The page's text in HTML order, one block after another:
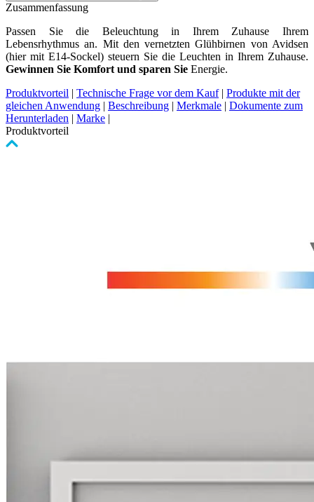
Zusammenfassung
Passen Sie die Beleuchtung in Ihrem Zuhause Ihrem
Lebensrhythmus an. Mit den vernetzten Glühbirnen von Avidsen
(hier mit E14-Sockel) steuern Sie die Leuchten in Ihrem Zuhause.
Gewinnen Sie Komfort und sparen Sie Energie.
Produktvorteil | Technische Frage vor dem Kauf | Produkte mit der
gleichen Anwendung | Beschreibung | Merkmale | Dokumente zum
Herunterladen | Marke |
Produktvorteil